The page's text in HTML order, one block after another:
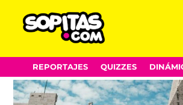
Skip
to
content
REPORTAJES QUIZZES